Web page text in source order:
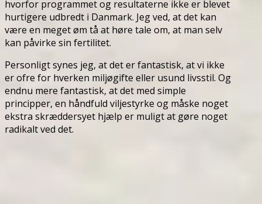
hvorfor programmet og resultaterne ikke er blevet
hurtigere udbredt i Danmark. Jeg ved, at det kan
være en meget øm tå at høre tale om, at man selv
kan påvirke sin fertilitet.
Personligt synes jeg, at det er fantastisk, at vi ikke
er ofre for hverken miljøgifte eller usund livsstil. Og
endnu mere fantastisk, at det med simple
principper, en håndfuld viljestyrke og måske noget
ekstra skræddersyet hjælp er muligt at gøre noget
radikalt ved det.